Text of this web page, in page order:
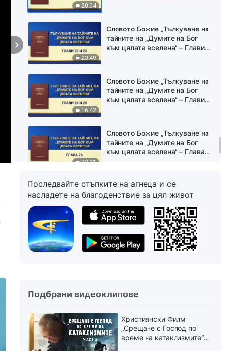
20:04
23:49
Словото Божие „Тълкуване на
тайните на „Думите на Бог
към цялата вселена“ – Глави
16:42
Словото Божие „Тълкуване на
тайните на „Думите на Бог
към цялата вселена“ – Глави
23:31
Словото Божие „Тълкуване на
тайните на „Думите на Бог
към цялата вселена“ – Глава
14:19
Словото Божие „Тълкуване на
тайните на „Думите на Бог
28“
Словото Божие „Тълкуване на
тайните на „Думите на Бог
Последвайте стъпките на агнеца и се
насладете на благоденствие за цял живот
Подбрани видеоклипове
Християнски Филм
„Срещане с Господ по
време на катаклизмите“